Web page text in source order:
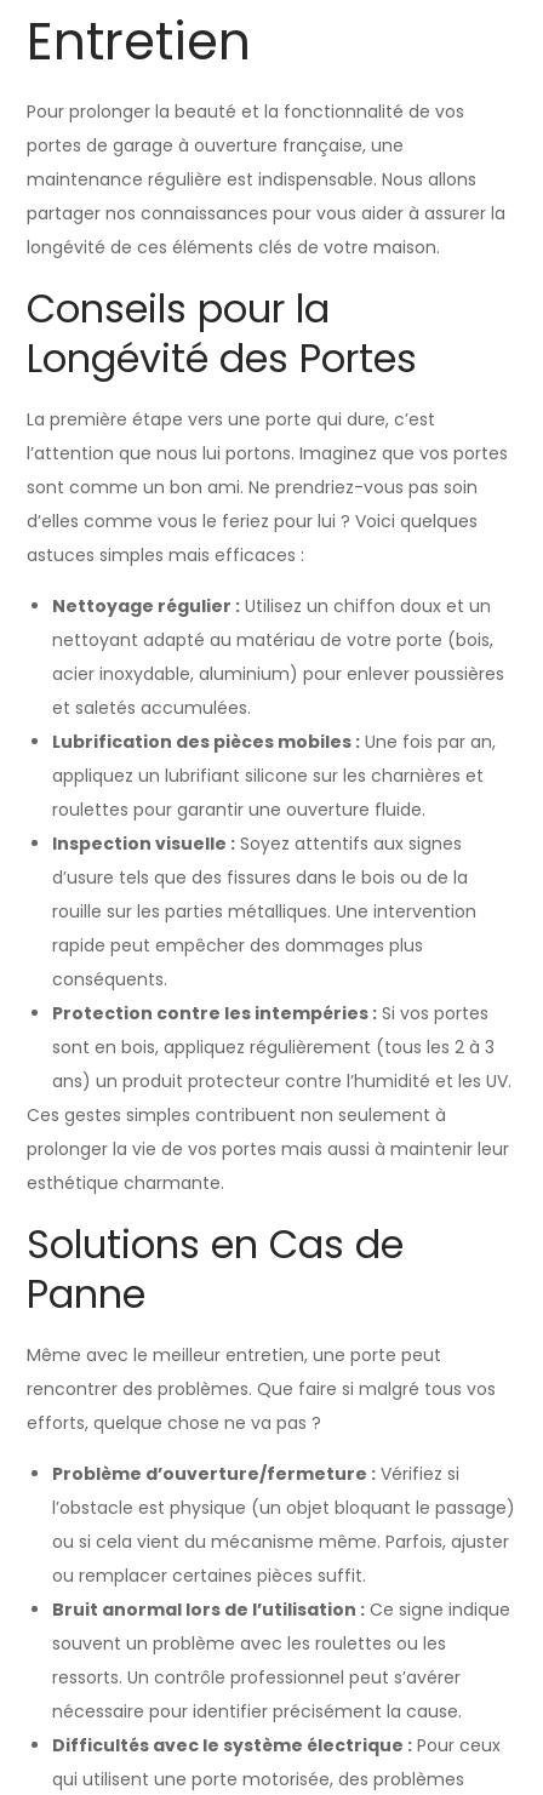
Entretien
Pour prolonger la beauté et la fonctionnalité de vos
portes de garage à ouverture française, une
maintenance régulière est indispensable. Nous allons
partager nos connaissances pour vous aider à assurer la
longévité de ces éléments clés de votre maison.
Conseils pour la
Longévité des Portes
La première étape vers une porte qui dure, c’est
l’attention que nous lui portons. Imaginez que vos portes
sont comme un bon ami. Ne prendriez-vous pas soin
d’elles comme vous le feriez pour lui ? Voici quelques
astuces simples mais efficaces :
Nettoyage régulier : Utilisez un chiffon doux et un
nettoyant adapté au matériau de votre porte (bois,
acier inoxydable, aluminium) pour enlever poussières
et saletés accumulées.
Lubrification des pièces mobiles : Une fois par an,
appliquez un lubrifiant silicone sur les charnières et
roulettes pour garantir une ouverture fluide.
Inspection visuelle : Soyez attentifs aux signes
d’usure tels que des fissures dans le bois ou de la
rouille sur les parties métalliques. Une intervention
rapide peut empêcher des dommages plus
conséquents.
Protection contre les intempéries : Si vos portes
sont en bois, appliquez régulièrement (tous les 2 à 3
ans) un produit protecteur contre l’humidité et les UV.
Ces gestes simples contribuent non seulement à
prolonger la vie de vos portes mais aussi à maintenir leur
esthétique charmante.
Solutions en Cas de
Panne
Même avec le meilleur entretien, une porte peut
rencontrer des problèmes. Que faire si malgré tous vos
efforts, quelque chose ne va pas ?
Problème d’ouverture/fermeture : Vérifiez si
l’obstacle est physique (un objet bloquant le passage)
ou si cela vient du mécanisme même. Parfois, ajuster
ou remplacer certaines pièces suffit.
Bruit anormal lors de l’utilisation : Ce signe indique
souvent un problème avec les roulettes ou les
ressorts. Un contrôle professionnel peut s’avérer
nécessaire pour identifier précisément la cause.
Difficultés avec le système électrique : Pour ceux
qui utilisent une porte motorisée, des problèmes